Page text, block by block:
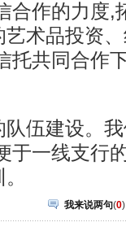
作的力度,
术品投资
托共同合作
伍建设。我
于一线支行
我来说两句(0)